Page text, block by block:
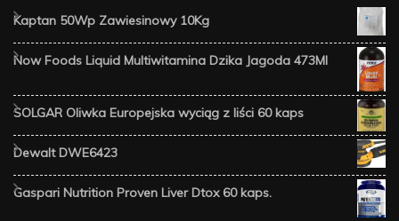
Kaptan 50Wp Zawiesinowy 10Kg
Now Foods Liquid Multiwitamina Dzika Jagoda 473Ml
SOLGAR Oliwka Europejska wyciąg z liści 60 kaps
Dewalt DWE6423
Gaspari Nutrition Proven Liver Dtox 60 kaps.